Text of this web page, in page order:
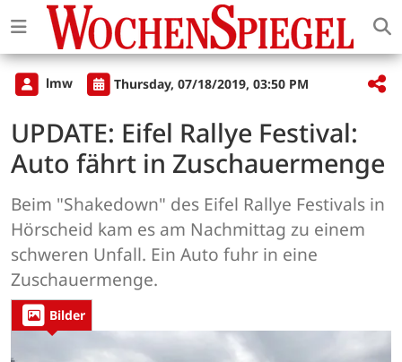
lmw Thursday, 07/18/2019, 03:50 PM
UPDATE: Eifel Rallye Festival:
Auto fährt in Zuschauermenge
Beim "Shakedown" des Eifel Rallye Festivals in
Hörscheid kam es am Nachmittag zu einem
schweren Unfall. Ein Auto fuhr in eine
Zuschauermenge.
Bilder